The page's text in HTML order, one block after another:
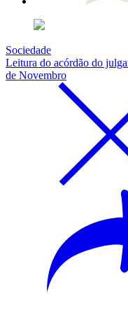
Sociedade
Leitura do acórdão do
de Novembro